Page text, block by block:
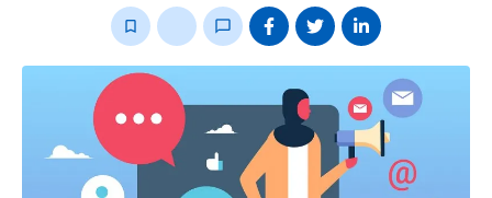
bookmark_border chat_bubble_outline